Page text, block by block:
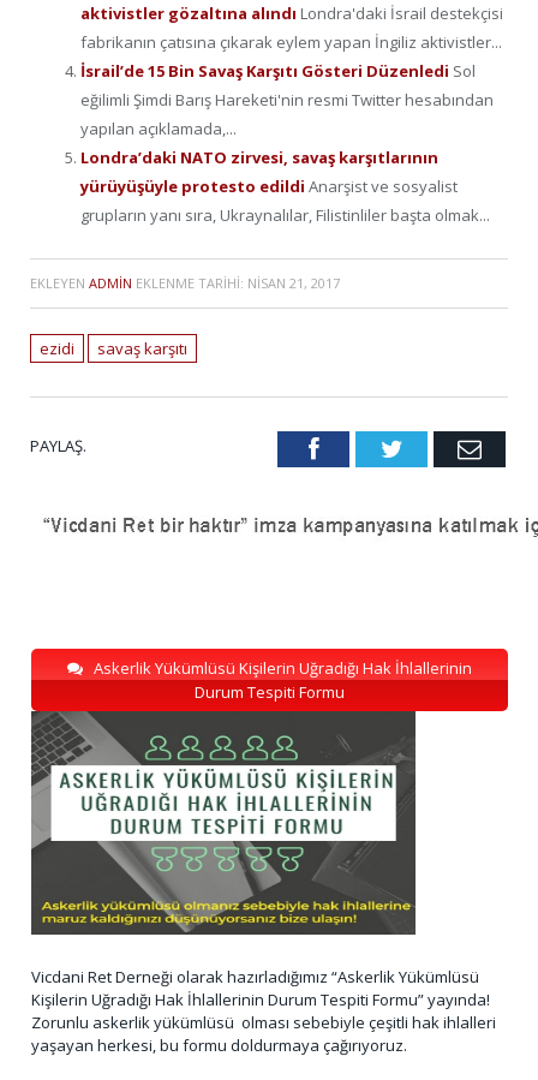
aktivistler gözaltına alındı Londra'daki İsrail destekçisi
fabrikanın çatısına çıkarak eylem yapan İngiliz aktivistler...
İsrail’de 15 Bin Savaş Karşıtı Gösteri Düzenledi Sol
eğilimli Şimdi Barış Hareketi'nin resmi Twitter hesabından
yapılan açıklamada,...
Londra’daki NATO zirvesi, savaş karşıtlarının
yürüyüşüyle protesto edildi Anarşist ve sosyalist
grupların yanı sıra, Ukraynalılar, Filistinliler başta olmak...
EKLEYEN ADMIN EKLENME TARIHI: NISAN 21, 2017
ezidi savaş karşıtı
PAYLAŞ. FacebookTwitter Email
Askerlik Yükümlüsü Kişilerin Uğradığı Hak İhlallerinin
Durum Tespiti Formu
Vicdani Ret Derneği olarak hazırladığımız “Askerlik Yükümlüsü
Kişilerin Uğradığı Hak İhlallerinin Durum Tespiti Formu” yayında!
Zorunlu askerlik yükümlüsü olması sebebiyle çeşitli hak ihlalleri
yaşayan herkesi, bu formu doldurmaya çağırıyoruz.